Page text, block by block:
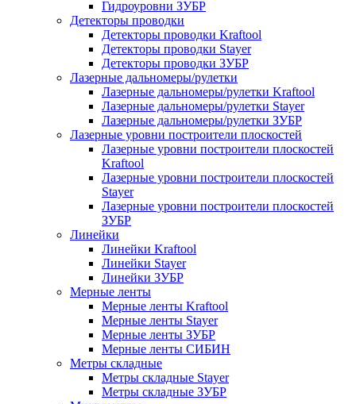
Гидроуровни ЗУБР
Детекторы проводки
Детекторы проводки Kraftool
Детекторы проводки Stayer
Детекторы проводки ЗУБР
Лазерные дальномеры/рулетки
Лазерные дальномеры/рулетки Kraftool
Лазерные дальномеры/рулетки Stayer
Лазерные дальномеры/рулетки ЗУБР
Лазерные уровни построители плоскостей
Лазерные уровни построители плоскостей
Kraftool
Лазерные уровни построители плоскостей
Stayer
Лазерные уровни построители плоскостей
ЗУБР
Линейки
Линейки Kraftool
Линейки Stayer
Линейки ЗУБР
Мерные ленты
Мерные ленты Kraftool
Мерные ленты Stayer
Мерные ленты ЗУБР
Мерные ленты СИБИН
Метры складные
Метры складные Stayer
Метры складные ЗУБР